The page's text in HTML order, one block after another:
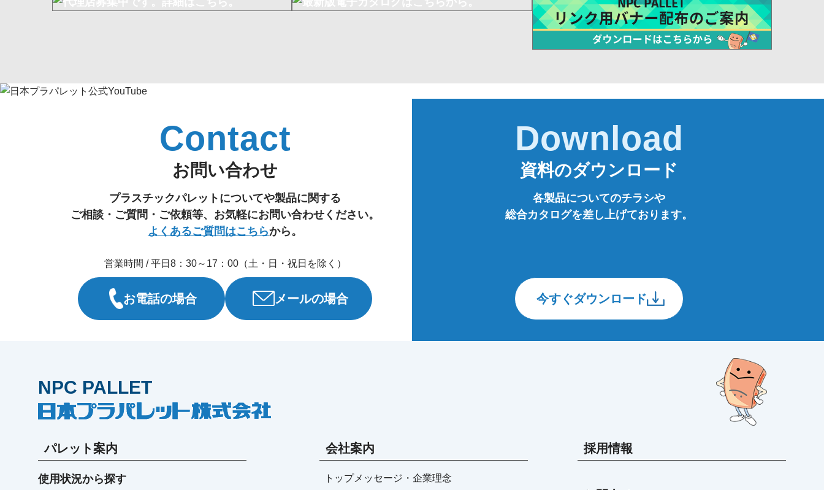
Contact
お問い合わせ
プラスチックパレットについてや製品に関する
ご相談・ご質問・ご依頼等、お気軽にお問い合わせください。
よくあるご質問はこちらから。
営業時間 / 平日8：30～17：00（土・日・祝日を除く）
お電話の場合 メールの場合
Download
資料のダウンロード
各製品についてのチラシや
総合カタログを差し上げております。
今すぐダウンロード
NPC PALLET
パレット案内
使用状況から探す
会社案内
トップメッセージ・企業理念
採用情報